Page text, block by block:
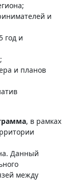
и
год и
и планов
, в рамках
Данный
между